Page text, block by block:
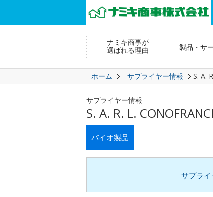
ナミキ商事が
選ばれる理由
製品・サ
ホーム サプライヤー情報 S. A.
サプライヤー情報
S. A. R. L.
バイオ製品
サプラ